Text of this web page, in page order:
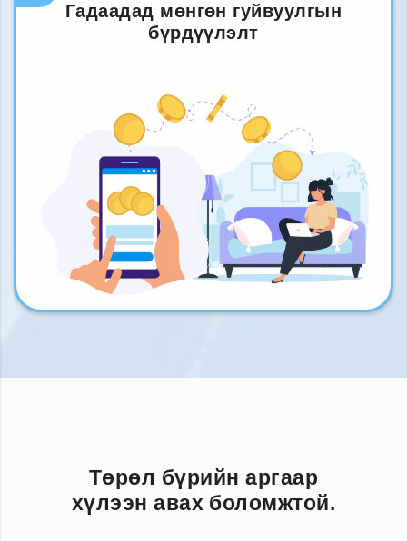
Гадаадад мөнгөн гуйвуулгын
бүрдүүлэлт
Төрөл бүрийн аргаар
хүлээн авах боломжтой.